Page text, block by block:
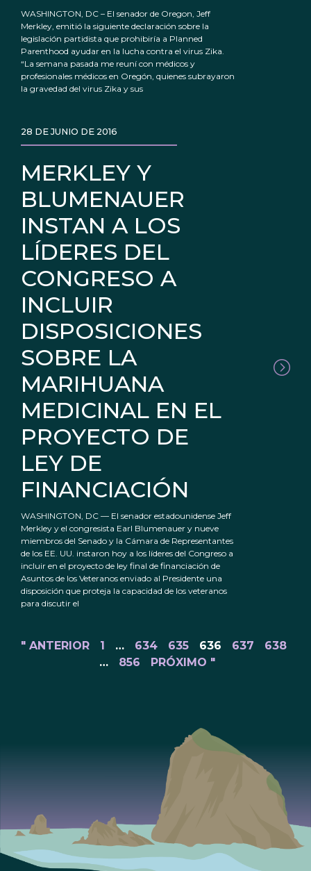
WASHINGTON, DC – El senador de Oregon, Jeff
Merkley, emitió la siguiente declaración sobre la
legislación partidista que prohibiría a Planned
Parenthood ayudar en la lucha contra el virus Zika.
“La semana pasada me reuní con médicos y
profesionales médicos en Oregón, quienes subrayaron
la gravedad del virus Zika y sus
MERKLEY Y
BLUMENAUER
INSTAN A LOS
LÍDERES DEL
CONGRESO A
INCLUIR
DISPOSICIONES
SOBRE LA
MARIHUANA
MEDICINAL EN EL
PROYECTO DE
LEY DE
FINANCIACIÓN
28 DE JUNIO DE 2016
WASHINGTON, DC — El senador estadounidense Jeff
Merkley y el congresista Earl Blumenauer y nueve
miembros del Senado y la Cámara de Representantes
de los EE. UU. instaron hoy a los líderes del Congreso a
incluir en el proyecto de ley final de financiación de
Asuntos de los Veteranos enviado al Presidente una
disposición que proteja la capacidad de los veteranos
para discutir el
" ANTERIOR 1 … 634 635 636 637
638
…
856 PRÓXIMO "